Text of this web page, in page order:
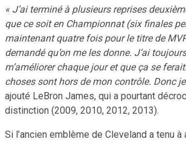
« J’ai terminé à plusieurs reprises
que ce soit en Championnat (six finales
maintenant quatre fois pour le titre de
demandé qu’on me les donne. J’ai
m’améliorer chaque jour et que ça se
choses sont hors de mon contrôle. Donc
ajouté LeBron James, qui a pourtant
distinction (2009, 2010, 2012, 2013).
Si l’ancien emblème de Cleveland a tenu à